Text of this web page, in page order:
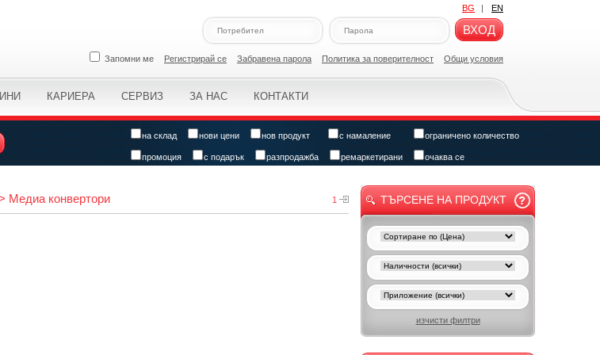
BG | EN
ВХОД
Запомни ме Регистрирай се Забравена парола Политикa за поверителност Общи условия
КАРИЕРА СЕРВИЗ ЗА НАС КОНТАКТИ
на склад нови цени нов продукт с намаление ограничено количество
промоция с подарък разпродажба ремаркетирани очаква се
1
Медиа конвертори ТЪРСЕНЕ НА ПРОДУКТ
изчисти филтри